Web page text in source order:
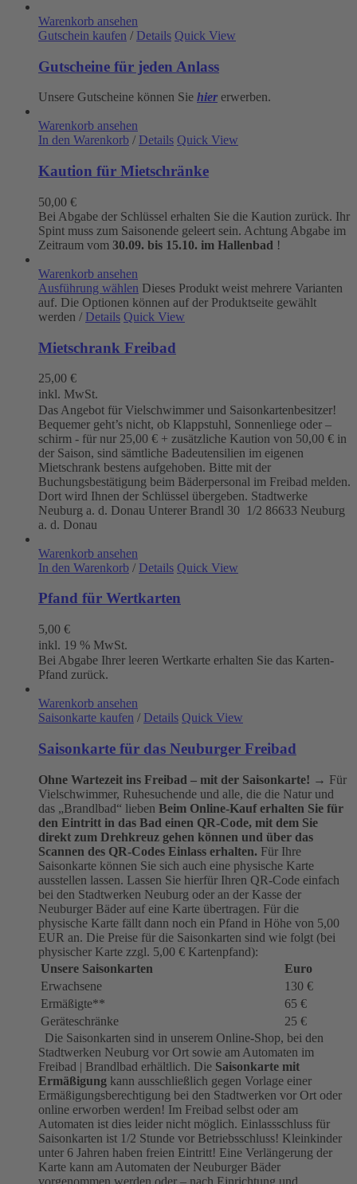
Warenkorb ansehen
Gutschein kaufen / Details Quick View
Gutscheine für jeden Anlass
Unsere Gutscheine können Sie hier erwerben.
Warenkorb ansehen
In den Warenkorb / Details Quick View
Kaution für Mietschränke
50,00 €
Bei Abgabe der Schlüssel erhalten Sie die Kaution zurück. Ihr
Spint muss zum Saisonende geleert sein. Achtung Abgabe im
Zeitraum vom 30.09. bis 15.10. im Hallenbad !
Warenkorb ansehen
Ausführung wählen Dieses Produkt weist mehrere Varianten
auf. Die Optionen können auf der Produktseite gewählt
werden / Details Quick View
Mietschrank Freibad
25,00 €
inkl. MwSt.
Das Angebot für Vielschwimmer und Saisonkartenbesitzer!
Bequemer geht’s nicht, ob Klappstuhl, Sonnenliege oder –
schirm - für nur 25,00 € + zusätzliche Kaution von 50,00 € in
der Saison, sind sämtliche Badeutensilien im eigenen
Mietschrank bestens aufgehoben. Bitte mit der
Buchungsbestätigung beim Bäderpersonal im Freibad melden.
Dort wird Ihnen der Schlüssel übergeben. Stadtwerke
Neuburg a. d. Donau Unterer Brandl 30 1/2 86633 Neuburg
a. d. Donau
Warenkorb ansehen
In den Warenkorb / Details Quick View
Pfand für Wertkarten
5,00 €
inkl. 19 % MwSt.
Bei Abgabe Ihrer leeren Wertkarte erhalten Sie das Karten-
Pfand zurück.
Warenkorb ansehen
Saisonkarte kaufen / Details Quick View
Saisonkarte für das Neuburger Freibad
Ohne Wartezeit ins Freibad – mit der Saisonkarte! → Für
Vielschwimmer, Ruhesuchende und alle, die die Natur und
das „Brandlbad“ lieben Beim Online-Kauf erhalten Sie für
den Eintritt in das Bad einen QR-Code, mit dem Sie
direkt zum Drehkreuz gehen können und über das
Scannen des QR-Codes Einlass erhalten. Für Ihre
Saisonkarte können Sie sich auch eine physische Karte
ausstellen lassen. Lassen Sie hierfür Ihren QR-Code einfach
bei den Stadtwerken Neuburg oder an der Kasse der
Neuburger Bäder auf eine Karte übertragen. Für die
physische Karte fällt dann noch ein Pfand in Höhe von 5,00
EUR an. Die Preise für die Saisonkarten sind wie folgt (bei
physischer Karte zzgl. 5,00 € Kartenpfand):
Unsere Saisonkarten
Euro
Erwachsene
130 €
Ermäßigte**
65 €
Geräteschränke
25 €
Die Saisonkarten sind in unserem Online-Shop, bei den
Stadtwerken Neuburg vor Ort sowie am Automaten im
Freibad | Brandlbad erhältlich. Die Saisonkarte mit
Ermäßigung kann ausschließlich gegen Vorlage einer
Ermäßigungsberechtigung bei den Stadtwerken vor Ort oder
online erworben werden! Im Freibad selbst oder am
Automaten ist dies leider nicht möglich. Einlassschluss für
Saisonkarten ist 1/2 Stunde vor Betriebsschluss! Kleinkinder
unter 6 Jahren haben freien Eintritt! Eine Verlängerung der
Karte kann am Automaten der Neuburger Bäder
vorgenommen werden oder – nach Einrichtung und